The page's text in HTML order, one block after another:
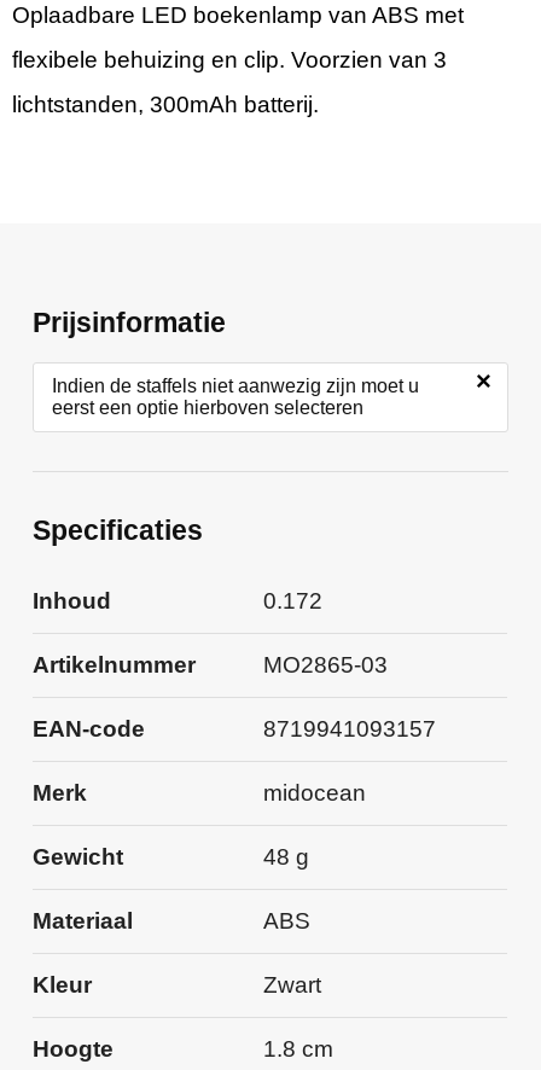
Oplaadbare LED boekenlamp van ABS met
flexibele behuizing en clip. Voorzien van 3
lichtstanden, 300mAh batterij.
Prijsinformatie
Indien de staffels niet aanwezig zijn moet u
eerst een optie hierboven selecteren
×
Specificaties
Inhoud 0.172
Artikelnummer MO2865-03
EAN-code 8719941093157
Merk midocean
Gewicht 48 g
Materiaal ABS
Kleur Zwart
Hoogte 1.8 cm